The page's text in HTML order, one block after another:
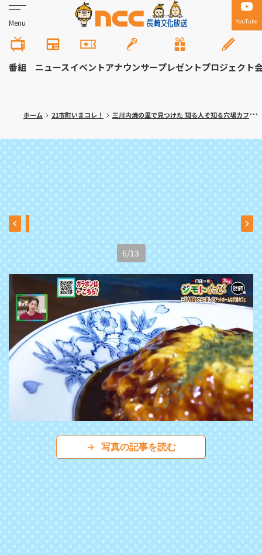
Menu YouTube
番組 ニュースイベントアナウンサープレゼントプロジェクト
ホーム 21市町いまコレ！ 三川内焼の里で見つけた 知る人ぞ知る穴場カフェ 佐世保市「NOTOKO Cafe&Space」
6/13
写真の記事を読む